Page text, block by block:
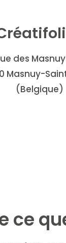
des
Masnuy-
(Belgique)
ce